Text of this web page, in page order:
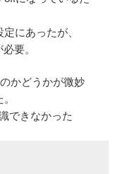
にあったが、
要。
かどうかが微妙
できなかった